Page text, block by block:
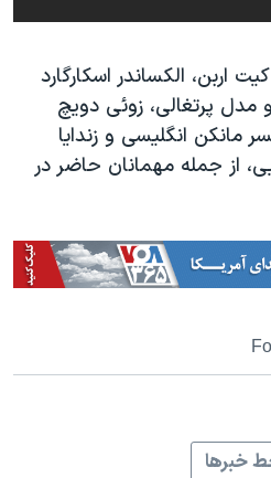
الکساندر اسکارگارد
مدل پرتغالی، زوئی دویچ
مانکن انگلیسی و زندایا
از جمله مهمانان حاضر در
خبرها